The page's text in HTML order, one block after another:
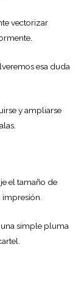
vectorizar
esa duda
y ampliarse
el tamaño de
impresión.
simple pluma